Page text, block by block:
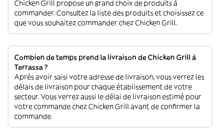
Chicken Grill propose un grand choix de produits à
commander. Consultez la liste des produits et choisissez ce
que vous souhaitez commander chez Chicken Grill.
Combien de temps prend la livraison de Chicken Grill à
Terrassa ?
Après avoir saisi votre adresse de livraison, vous verrez les
délais de livraison pour chaque établissement de votre
secteur. Vous verrez aussi le délai de livraison estimé pour
votre commande chez Chicken Grill avant de confirmer la
commande.